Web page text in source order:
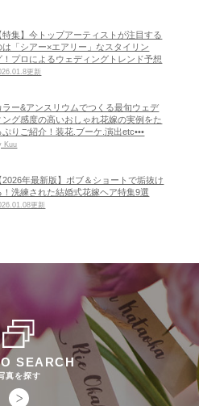
特集】今トップアーティストが注目する
は「シアー×エアリー」なスタイリン
！プロによるウェディングトレンド予想
更新
ラー&アンスリウムでつくる最旬ウェデ
ング感度の高いおしゃれ花嫁の実例をた
ぷりご紹介！装花.ブーケ.演出etc•••
Kuu
2026年最新版】ボブ＆ショートで垢抜け
！洗練された結婚式花嫁ヘア特集9選
更新
SEARCH
真を探す